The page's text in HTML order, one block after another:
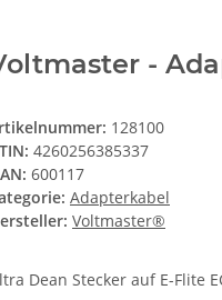
-
128100
4260256385337
600117
Adapterkabel
Voltmaster®
Dean Stecker auf E-Flite